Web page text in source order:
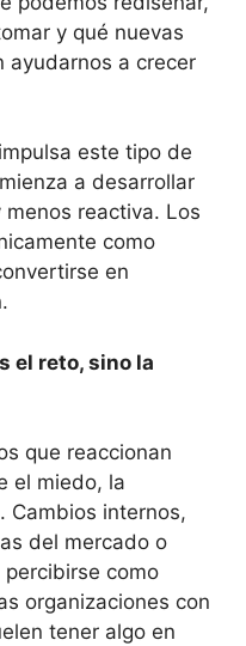
y qué nuevas
ayudarnos a crecer
este tipo de
a desarrollar
reactiva. Los
como
en
el reto, sino la
que reaccionan
el miedo, la
Cambios internos,
del mercado o
como
organizaciones con
tener algo en